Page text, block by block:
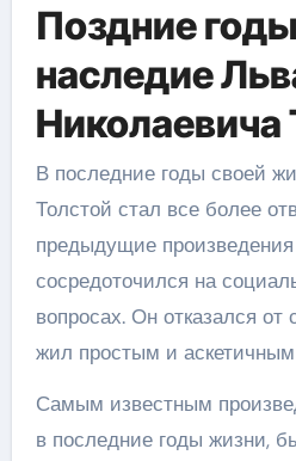
Поздние
наследие
Николаевича
В последние годы своей
Толстой стал все более
предыдущие
сосредоточился на
вопросах. Он отказался
жил простым и
Самым известным
в последние годы жизни,